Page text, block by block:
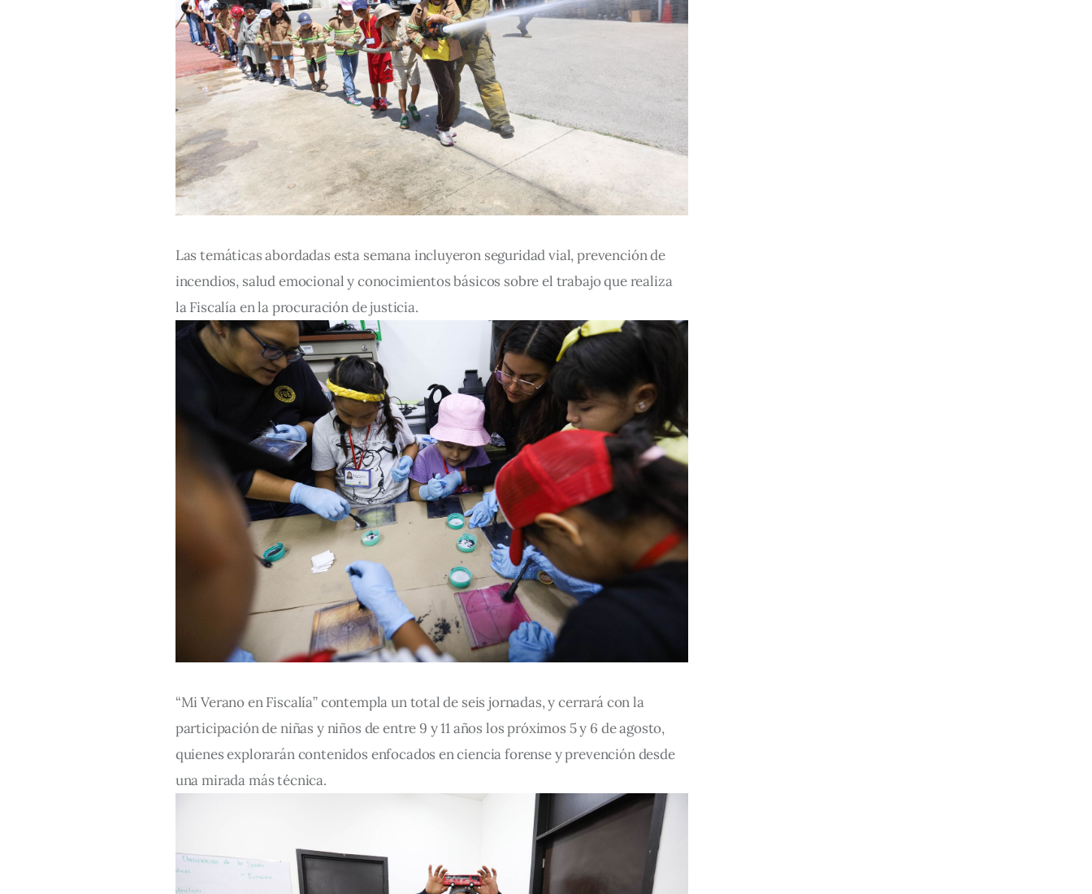
Las temáticas abordadas esta semana incluyeron seguridad vial, prevención de
incendios, salud emocional y conocimientos básicos sobre el trabajo que realiza
la Fiscalía en la procuración de justicia.
“Mi Verano en Fiscalía” contempla un total de seis jornadas, y cerrará con la
participación de niñas y niños de entre 9 y 11 años los próximos 5 y 6 de agosto,
quienes explorarán contenidos enfocados en ciencia forense y prevención desde
una mirada más técnica.